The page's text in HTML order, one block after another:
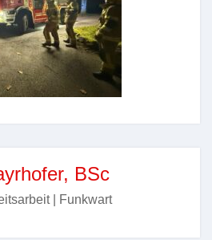
BSc
| Funkwart